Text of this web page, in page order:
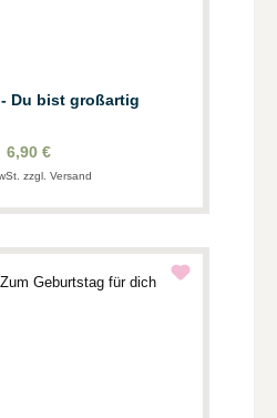
Du bist großartig
6,90 €
zzgl. Versand